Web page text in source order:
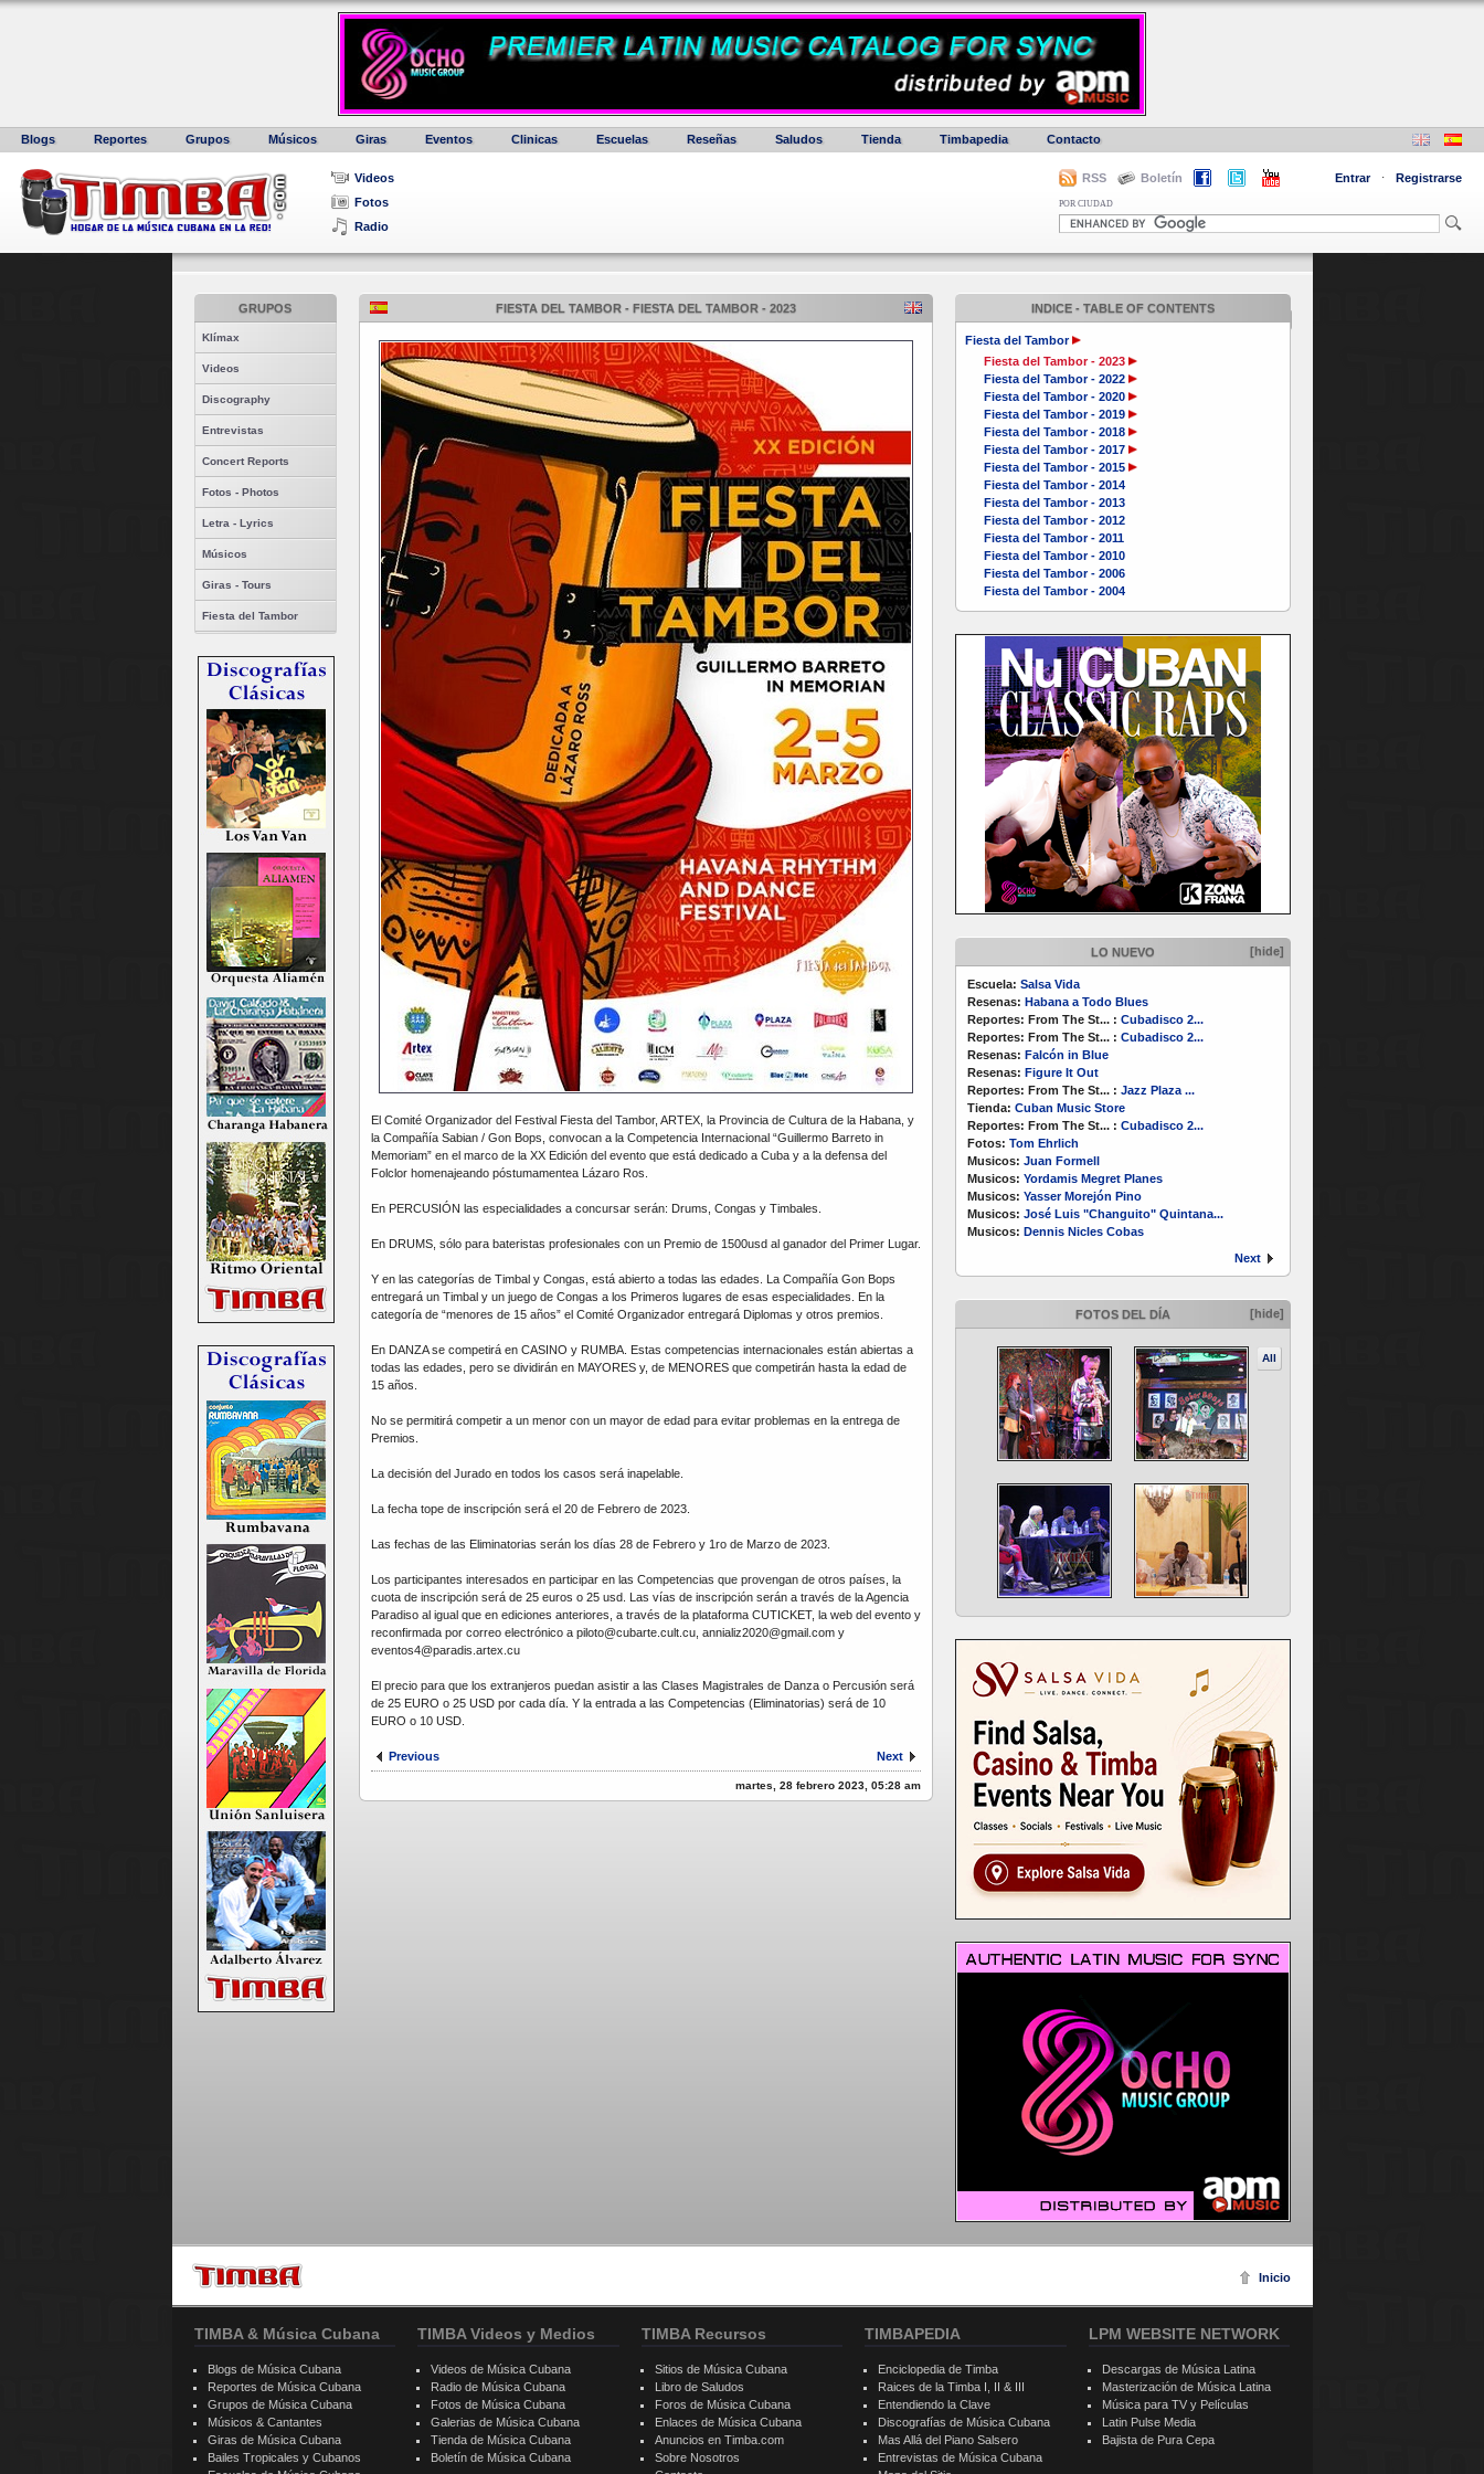
Blogs Reportes Grupos Músicos Giras Eventos Clinicas Escuelas Reseñas Saludos Tienda Timbapedia Contacto
Videos
Fotos
Radio
RSS Boletín Entrar · Registrarse
POR CIUDAD
GRUPOS
Klímax
Videos
Discography
Entrevistas
Concert Reports
Fotos - Photos
Letra - Lyrics
Músicos
Giras - Tours
Fiesta del Tambor
INDICE - TABLE OF CONTENTS
Fiesta del Tambor
Fiesta del Tambor - 2023
Fiesta del Tambor - 2022
Fiesta del Tambor - 2020
Fiesta del Tambor - 2019
Fiesta del Tambor - 2018
Fiesta del Tambor - 2017
Fiesta del Tambor - 2015
Fiesta del Tambor - 2014
Fiesta del Tambor - 2013
Fiesta del Tambor - 2012
Fiesta del Tambor - 2011
Fiesta del Tambor - 2010
Fiesta del Tambor - 2006
Fiesta del Tambor - 2004
LO NUEVO [hide]
Escuela: Salsa Vida
Resenas: Habana a Todo Blues
Reportes: From The St... : Cubadisco 2...
Reportes: From The St... : Cubadisco 2...
Resenas: Falcón in Blue
Resenas: Figure It Out
Reportes: From The St... : Jazz Plaza ...
Tienda: Cuban Music Store
Reportes: From The St... : Cubadisco 2...
Fotos: Tom Ehrlich
Musicos: Juan Formell
Musicos: Yordamis Megret Planes
Musicos: Yasser Morejón Pino
Musicos: José Luis "Changuito" Quintana...
Musicos: Dennis Nicles Cobas
Next
FOTOS DEL DÍA [hide]
All
FIESTA DEL TAMBOR - FIESTA DEL TAMBOR - 2023
El Comité Organizador del Festival Fiesta del Tambor, ARTEX, la Provincia de Cultura de la Habana, y
la Compañía Sabian / Gon Bops, convocan a la Competencia Internacional “Guillermo Barreto in
Memoriam” en el marco de la XX Edición del evento que está dedicado a Cuba y a la defensa del
Folclor homenajeando póstumamentea Lázaro Ros.
En PERCUSIÓN las especialidades a concursar serán: Drums, Congas y Timbales.
En DRUMS, sólo para bateristas profesionales con un Premio de 1500usd al ganador del Primer Lugar.
Y en las categorías de Timbal y Congas, está abierto a todas las edades. La Compañía Gon Bops
entregará un Timbal y un juego de Congas a los Primeros lugares de esas especialidades. En la
categoría de “menores de 15 años” el Comité Organizador entregará Diplomas y otros premios.
En DANZA se competirá en CASINO y RUMBA. Estas competencias internacionales están abiertas a
todas las edades, pero se dividirán en MAYORES y, de MENORES que competirán hasta la edad de
15 años.
No se permitirá competir a un menor con un mayor de edad para evitar problemas en la entrega de
Premios.
La decisión del Jurado en todos los casos será inapelable.
La fecha tope de inscripción será el 20 de Febrero de 2023.
Las fechas de las Eliminatorias serán los días 28 de Febrero y 1ro de Marzo de 2023.
Los participantes interesados en participar en las Competencias que provengan de otros países, la
cuota de inscripción será de 25 euros o 25 usd. Las vías de inscripción serán a través de la Agencia
Paradiso al igual que en ediciones anteriores, a través de la plataforma CUTICKET, la web del evento y
reconfirmada por correo electrónico a piloto@cubarte.cult.cu, annializ2020@gmail.com y
eventos4@paradis.artex.cu
El precio para que los extranjeros puedan asistir a las Clases Magistrales de Danza o Percusión será
de 25 EURO o 25 USD por cada día. Y la entrada a las Competencias (Eliminatorias) será de 10
EURO o 10 USD.
Previous Next
martes, 28 febrero 2023, 05:28 am
Inicio
TIMBA & Música Cubana
Blogs de Música Cubana
Reportes de Música Cubana
Grupos de Música Cubana
Músicos & Cantantes
Giras de Música Cubana
Bailes Tropicales y Cubanos
TIMBA Videos y Medios
Videos de Música Cubana
Radio de Música Cubana
Fotos de Música Cubana
Galerias de Música Cubana
Tienda de Música Cubana
Boletín de Música Cubana
TIMBA Recursos
Sitios de Música Cubana
Libro de Saludos
Foros de Música Cubana
Enlaces de Música Cubana
Anuncios en Timba.com
Sobre Nosotros
TIMBAPEDIA
Enciclopedia de Timba
Raices de la Timba I, II & III
Entendiendo la Clave
Discografías de Música Cubana
Mas Allá del Piano Salsero
Entrevistas de Música Cubana
LPM WEBSITE NETWORK
Descargas de Música Latina
Masterización de Música Latina
Música para TV y Películas
Latin Pulse Media
Bajista de Pura Cepa